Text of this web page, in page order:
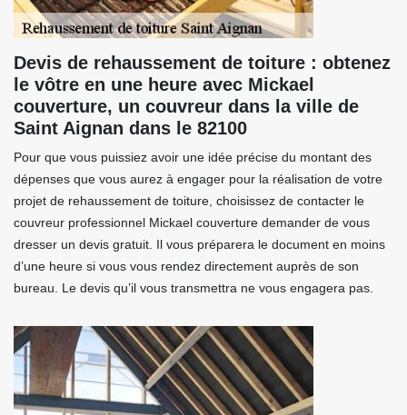
Devis de rehaussement de toiture : obtenez
le vôtre en une heure avec Mickael
couverture, un couvreur dans la ville de
Saint Aignan dans le 82100
Pour que vous puissiez avoir une idée précise du montant des
dépenses que vous aurez à engager pour la réalisation de votre
projet de rehaussement de toiture, choisissez de contacter le
couvreur professionnel Mickael couverture demander de vous
dresser un devis gratuit. Il vous préparera le document en moins
d’une heure si vous vous rendez directement auprès de son
bureau. Le devis qu’il vous transmettra ne vous engagera pas.